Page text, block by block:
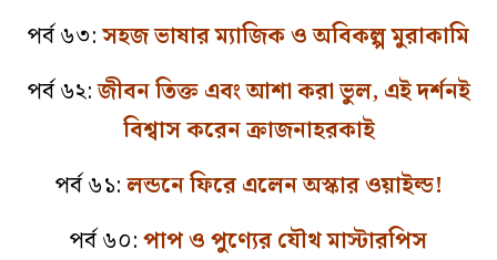
পর্ব ৬৩:সহজ ভাষার ম্যাজিক ও অবিকল্প মুরাকামি
পর্ব ৬২:জীবন তিক্ত এবং আশা করা ভুল, এই দর্শনই
বিশ্বাস করেন ক্রাজনাহরকাই
পর্ব ৬১:লন্ডনে ফিরে এলেন অস্কার ওয়াইল্ড!
পর্ব ৬০:পাপ ও পুণ্যের যৌথ মাস্টারপিস